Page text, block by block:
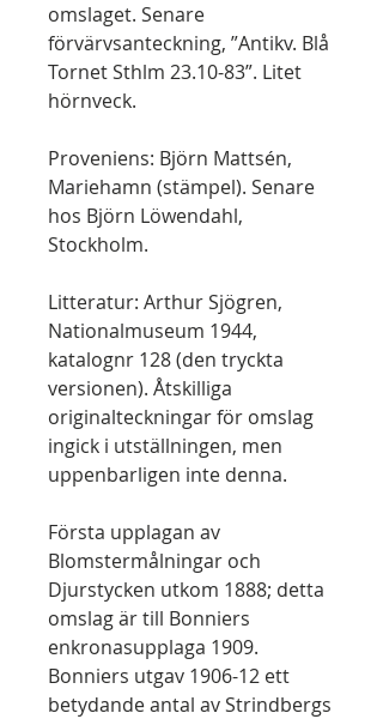
omslaget. Senare
förvärvsanteckning, ”Antikv. Blå
Tornet Sthlm 23.10-83”. Litet
hörnveck.
Proveniens: Björn Mattsén,
Mariehamn (stämpel). Senare
hos Björn Löwendahl,
Stockholm.
Litteratur: Arthur Sjögren,
Nationalmuseum 1944,
katalognr 128 (den tryckta
versionen). Åtskilliga
originalteckningar för omslag
ingick i utställningen, men
uppenbarligen inte denna.
Första upplagan av
Blomstermålningar och
Djurstycken utkom 1888; detta
omslag är till Bonniers
enkronasupplaga 1909.
Bonniers utgav 1906-12 ett
betydande antal av Strindbergs